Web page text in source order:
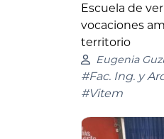
Escuela de
vocaciones
territorio
Eugenia
#Fac. Ing. y
#Vitem